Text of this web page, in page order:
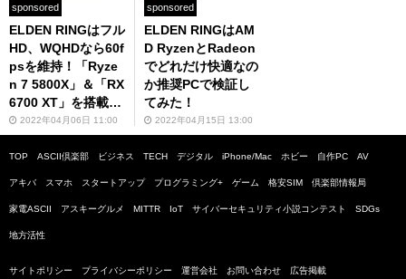
sponsored
ELDEN RINGはフル
HD、WQHDなら60f
psを維持！「Ryze
n 7 5800X」＆「RX
6700 XT」を搭載す
る推奨PCで"王"を
目指せ
2022年04月06日 11:00
sponsored
ELDEN RINGはAM
D RyzenとRadeon
でどれだけ快適なの
か推奨PCで検証し
てみた！
2022年04月15日 13:00
TOP ASCII倶楽部 ビジネス TECH デジタル iPhone/Mac ホビー 自作PC AV
アキバ スマホ スタートアップ プログラミング+ ゲーム 格安SIM 倶楽部情報局
家電ASCII アスキーグルメ MITTR IoT サイバーセキュリティ小説コンテスト SDGs
地方活性
サイトポリシー プライバシーポリシー 運営会社 お問い合わせ 広告掲載